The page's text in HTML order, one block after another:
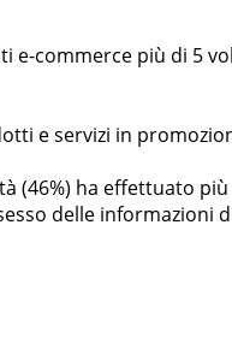
commerce più di 5
e servizi in
(46%) ha effettuato
delle informazioni